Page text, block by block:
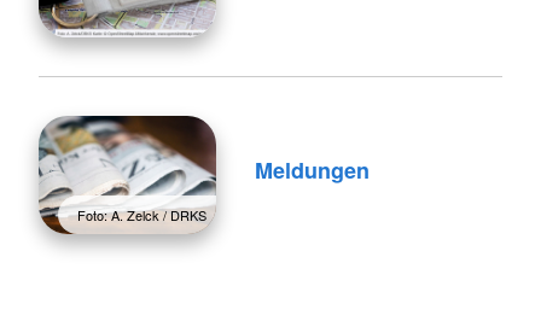
Foto: A. Zelck / DRKS
Meldungen